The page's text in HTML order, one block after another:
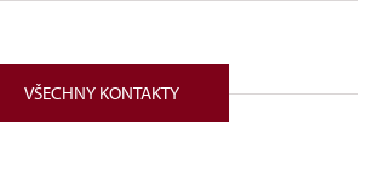
1282/, Náchod 54701
VŠECHNY KONTAKTY